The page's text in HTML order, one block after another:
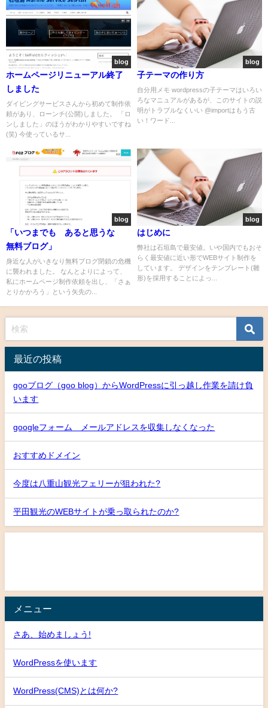
blog
ホームページリニューアル終了
しました
ダイビングサービスさんから初めて制作依
頼があり、ローンチ(公開)しました。 「ロ
ンしました」のほうがわかりやすいですね
(笑) 今使っているサ...
blog
子テーマの作り方
自分用メモ wordpressの子テーマはいろい
ろなマニュアルがあるが、このサイトの説
明がトラブルなくいい @importはもう古
い！ワード...
blog
「いつまでも あると思うな
無料ブログ」
身近な人がいきなり無料ブログ閉鎖の危機
に襲われました。 なんとよりによって、
私にホームページ制作依頼を出し、「さぁ
とりかかろう」という矢先の...
blog
はじめに
弊社は石垣島で最安値。いや国内でもおそ
らく最安値に近い形でWEBサイト制作を
しています。 デザインをテンプレート(雛
形)を採用することによっ...
最近の投稿
gooブログ（goo blog）からWordPressに引っ越し作業を請け負
います
googleフォーム メールアドレスを収集しなくなった
おすすめドメイン
今度は八重山観光フェリーが狙われた?
平田観光のWEBサイトが乗っ取られたのか?
メニュー
さあ、始めましょう!
WordPressを使います
WordPress(CMS)とは何か?